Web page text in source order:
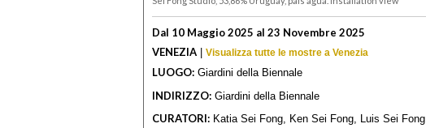
Dal 10 Maggio 2025 al 23 Novembre 2025
VENEZIA | Visualizza tutte le mostre a Venezia
LUOGO: Giardini della Biennale
INDIRIZZO: Giardini della Biennale
CURATORI: Katia Sei Fong, Ken Sei Fong, Luis Sei Fong